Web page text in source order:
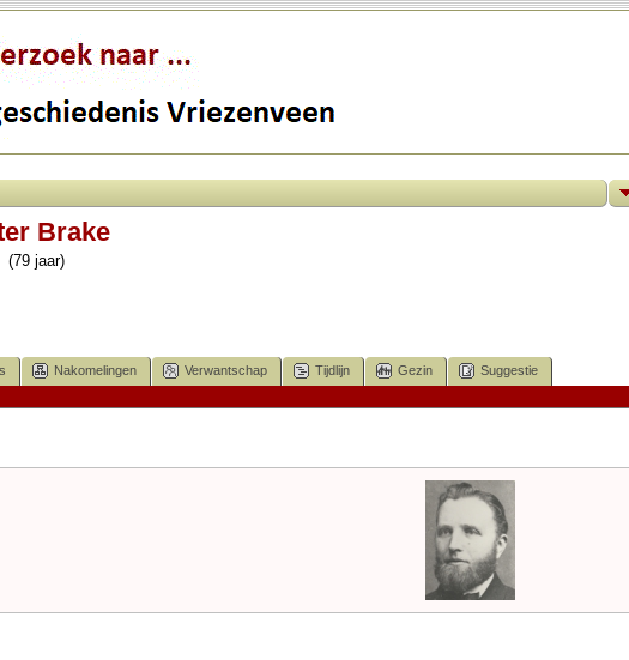
Brake
(79 jaar)
Nakomelingen Verwantschap Tijdlijn Gezin Suggestie